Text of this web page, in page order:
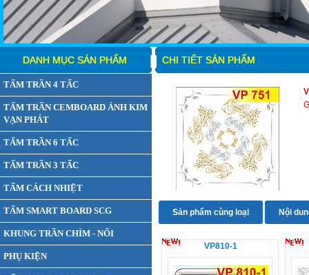
DANH MỤC SẢN PHẨM
TẤM TRẦN 4 TẤC
TẤM TRẦN CEMBOARD ÁNH KIM
VẠN PHÁT
TẤM TRẦN 6 TẤC
TẤM TRẦN 3 TẤC
TẤM CÁCH NHIỆT
TẤM SMART BOARD SCG
KHUNG TRẦN CHÌM - NỔI
PHỤ KIỆN
CHI TIẾT SẢN PHẨM
Sản phẩm cùng loại Nội
VP810-1